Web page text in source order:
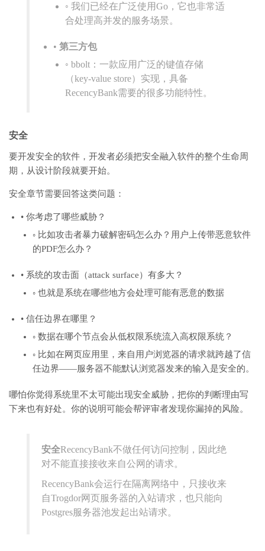
◦ 我们已经在广泛使用Go，它也非常适
合处理高并发的服务场景。
• 第三方包
◦ bbolt：一款应用广泛的键值存储
（key-value store）实现，具备
RecencyBank需要的很多功能特性。
安全
要开发安全的软件，开发者必须把安全融入软件的整个生命周
期，从设计阶段就要开始。
安全章节需要回答这类问题：
• 你考虑了哪些威胁？
◦ 比如攻击者暴力破解密码怎么办？用户上传带恶意软件
的PDF怎么办？
• 系统的攻击面（attack surface）有多大？
◦ 也就是系统在哪些地方会处理可能有恶意的数据
• 信任边界在哪里？
◦ 数据在哪个节点会从低权限系统流入高权限系统？
◦ 比如在网页应用里，来自用户浏览器的请求就跨越了信
任边界——服务器不能默认浏览器发来的输入是安全的。
哪怕你觉得系统里不太可能出现安全威胁，把你的判断理由写
下来也有好处。你的说明可能会帮评审者发现你漏掉的风险。
安全RecencyBank不做任何访问控制，因此绝
对不能直接接收来自公网的请求。
RecencyBank会运行在隔离网络中，只接收来
自Trogdor网页服务器的入站请求，也只能向
Postgres服务器池发起出站请求。